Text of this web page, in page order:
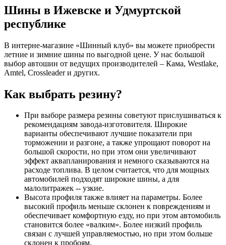
Шины в Ижевске и Удмуртской
республике
В интерне-магазине «Шинный клуб» вы можете приобрести
летние и зимние шины по выгодной цене. У нас большой
выбор автошин от ведущих производителей – Кама, Westlake,
Amtel, Crossleader и других.
Как выбрать резину?
При выборе размера резины советуют прислушиваться к
рекомендациям завода-изготовителя. Широкие
варианты обеспечивают лучшие показатели при
торможении и разгоне, а также упрощают поворот на
большой скорости, но при этом они увеличивают
эффект аквапланирования и немного сказываются на
расходе топлива. В целом считается, что для мощных
автомобилей подходят широкие шины, а для
малолитражек -- узкие.
Высота профиля также влияет на параметры. Более
высокий профиль меньше склонен к повреждениям и
обеспечивает комфортную езду, но при этом автомобиль
становится более «валким». Более низкий профиль
связан с лучшей управляемостью, но при этом больше
склонен к пробоям.